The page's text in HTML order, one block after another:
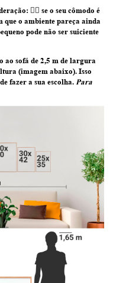
👉🏽 se o seu cômodo é
que o ambiente pareça ainda
pode não ser suiciente
ao sofá de 2,5 m de largura
(imagem abaixo). Isso
fazer a sua escolha.Para